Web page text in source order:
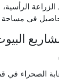
في
الصحراء في